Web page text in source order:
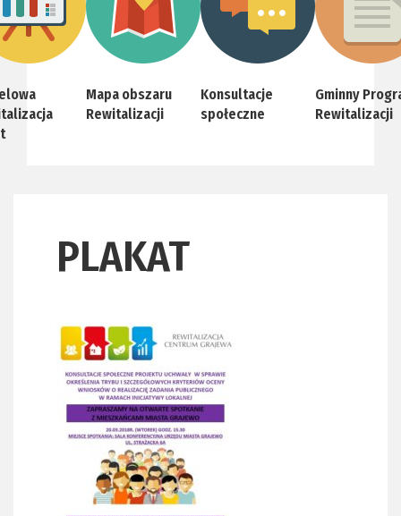
Mapa obszaru
Rewitalizacji
Konsultacje
społeczne
Gminny
Rewitalizacji
PLAKAT